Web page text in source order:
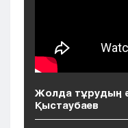
Шымкент
Жолда тұрудың
Қыстаубаев